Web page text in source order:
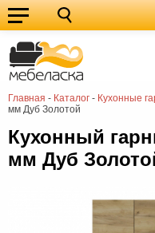
Главная - Каталог - Кухонные
мм Дуб Золотой
Кухонные
гарнитуры
Мебель
для
кухни
Мебель
для
спальни
Кровати
Шкафы
Диваны
Кухонный
мм Дуб